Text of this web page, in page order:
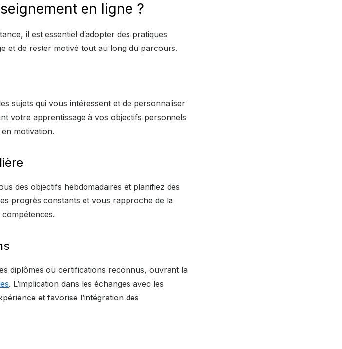
en ligne ?
il est essentiel d’adopter des pratiques
et de rester motivé tout au long du parcours.
sujets qui vous intéressent et de personnaliser
votre apprentissage à vos objectifs personnels
motivation.
des objectifs hebdomadaires et planifiez des
progrès constants et vous rapproche de la
diplômes ou certifications reconnus, ouvrant la
. L’implication dans les échanges avec les
et favorise l’intégration des